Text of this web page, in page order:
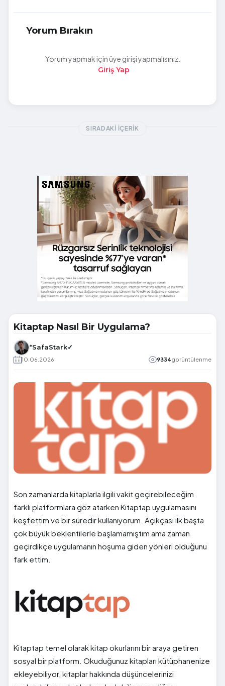
Yorum Bırakın
Yorum yapmak için üye girişi yapmalısınız.
Giriş Yap
SIRADAKI İÇERIK
Kitaptap Nasıl Bir Uygulama?
*SafaStark✓
10.06.2026 9334görüntülenme
Son zamanlarda kitaplarla ilgili vakit geçirebileceğim
farklı platformlara göz atarken Kitaptap uygulamasını
keşfettim ve bir süredir kullanıyorum. Açıkçası ilk başta
çok büyük beklentilerle başlamamıştım ama zaman
geçirdikçe uygulamanın hoşuma giden yönleri olduğunu
fark ettim.
Kitaptap temel olarak kitap okurlarını bir araya getiren
sosyal bir platform. Okuduğunuz kitapları kütüphanenize
ekleyebiliyor, kitaplar hakkında düşüncelerinizi